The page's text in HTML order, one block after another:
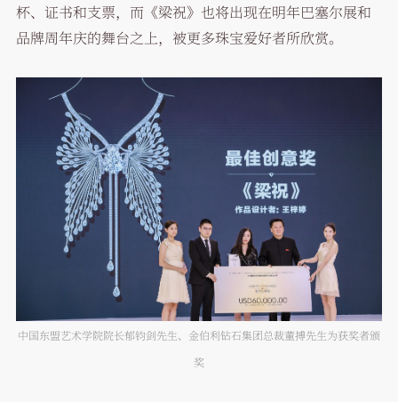
杯、证书和支票，而《梁祝》也将出现在明年巴塞尔展和
品牌周年庆的舞台之上，被更多珠宝爱好者所欣赏。
中国东盟艺术学院院长郁钧剑先生、金伯利钻石集团总裁董搏先生为获奖者颁
奖